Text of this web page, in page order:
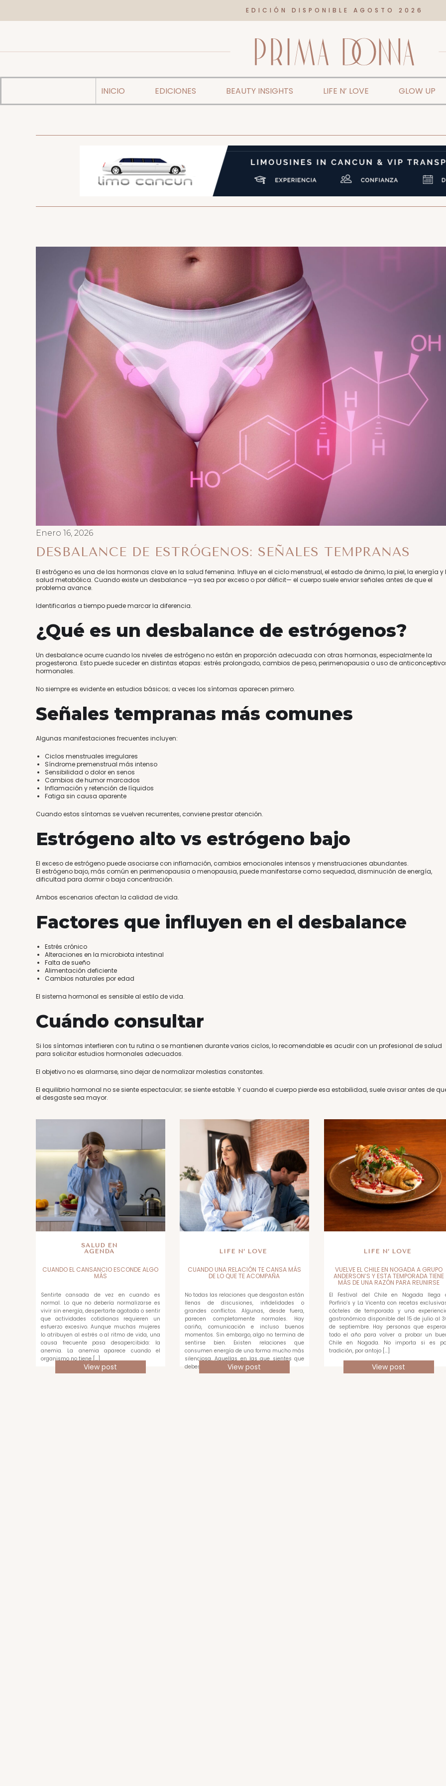
EDICIÓN DISPONIBLE AGOSTO 2026
INICIO EDICIONES BEAUTY INSIGHTS LIFE N’ LOVE GLOW UP
Enero 16, 2026
DESBALANCE DE ESTRÓGENOS: SEÑALES TEMPRANAS
El estrógeno es una de las hormonas clave en la salud femenina. Influye en el ciclo menstrual, el estado de ánimo, la piel, la energía y
salud metabólica. Cuando existe un desbalance —ya sea por exceso o por déficit— el cuerpo suele enviar señales antes de que el
problema avance.
Identificarlas a tiempo puede marcar la diferencia.
¿Qué es un desbalance de estrógenos?
Un desbalance ocurre cuando los niveles de estrógeno no están en proporción adecuada con otras hormonas, especialmente la
progesterona. Esto puede suceder en distintas etapas: estrés prolongado, cambios de peso, perimenopausia o uso de
hormonales.
No siempre es evidente en estudios básicos; a veces los síntomas aparecen primero.
Señales tempranas más comunes
Algunas manifestaciones frecuentes incluyen:
Ciclos menstruales irregulares
Síndrome premenstrual más intenso
Sensibilidad o dolor en senos
Cambios de humor marcados
Inflamación y retención de líquidos
Fatiga sin causa aparente
Cuando estos síntomas se vuelven recurrentes, conviene prestar atención.
Estrógeno alto vs estrógeno bajo
El exceso de estrógeno puede asociarse con inflamación, cambios emocionales intensos y menstruaciones abundantes.
El estrógeno bajo, más común en perimenopausia o menopausia, puede manifestarse como sequedad, disminución de energía,
dificultad para dormir o baja concentración.
Ambos escenarios afectan la calidad de vida.
Factores que influyen en el desbalance
Estrés crónico
Alteraciones en la microbiota intestinal
Falta de sueño
Alimentación deficiente
Cambios naturales por edad
El sistema hormonal es sensible al estilo de vida.
Cuándo consultar
Si los síntomas interfieren con tu rutina o se mantienen durante varios ciclos, lo recomendable es acudir con un profesional de salud
para solicitar estudios hormonales adecuados.
El objetivo no es alarmarse, sino dejar de normalizar molestias constantes.
El equilibrio hormonal no se siente espectacular; se siente estable. Y cuando el cuerpo pierde esa estabilidad, suele avisar antes de
el desgaste sea mayor.
SALUD EN
AGENDA
CUANDO EL CANSANCIO ESCONDE ALGO
MÁS
Sentirte cansada de vez en cuando es
normal. Lo que no debería normalizarse es
vivir sin energía, despertarte agotada o sentir
que actividades cotidianas requieren un
esfuerzo excesivo. Aunque muchas mujeres
lo atribuyen al estrés o al ritmo de vida, una
causa frecuente pasa desapercibida: la
anemia. La anemia aparece cuando el
organismo no tiene […]
View post
LIFE N’ LOVE
CUANDO UNA RELACIÓN TE CANSA MÁS
DE LO QUE TE ACOMPAÑA
No todas las relaciones que desgastan están
llenas de discusiones, infidelidades o
grandes conflictos. Algunas, desde fuera,
parecen completamente normales. Hay
cariño, comunicación e incluso buenos
momentos. Sin embargo, algo no termina de
sentirse bien. Existen relaciones que
consumen energía de una forma mucho más
silenciosa. Aquellas en las que sientes que
debes medir cada […]View post
LIFE N’ LOVE
VUELVE EL CHILE EN NOGADA A GRUPO
ANDERSON’S Y ESTA TEMPORADA TIENE
MÁS DE UNA RAZÓN PARA REUNIRSE
El Festival del Chile en Nogada llega
Porfirio’s y La Vicenta con recetas
cócteles de temporada y una
gastronómica disponible del 15 de julio al
de septiembre. Hay personas que
todo el año para volver a probar un
Chile en Nogada. No importa si es
tradición, por antojo […]
View post